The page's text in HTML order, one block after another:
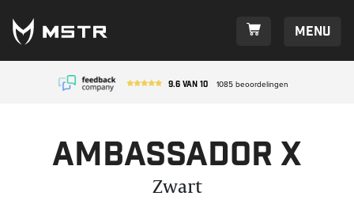
9.6 van 10 1085 beoordelingen
Menu
Ambassador X
Zwart